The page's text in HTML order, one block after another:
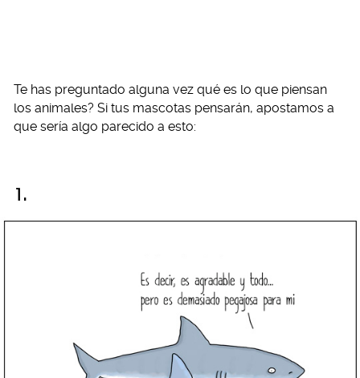
Te has preguntado alguna vez qué es lo que piensan
los animales? Si tus mascotas pensarán, apostamos a
que sería algo parecido a esto:
1.